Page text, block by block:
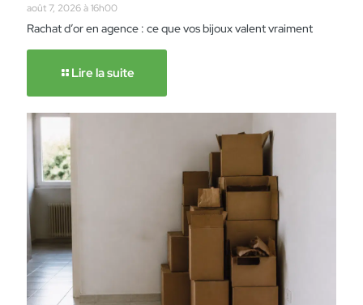
août 7, 2026 à 16h00
Rachat d’or en agence : ce que vos bijoux valent vraiment
Lire la suite